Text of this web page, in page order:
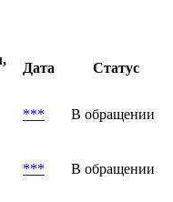
*** В обращении